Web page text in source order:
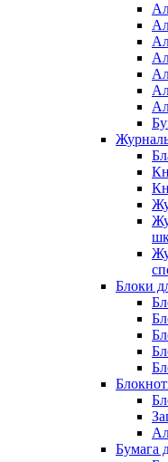
Блоки
Бумага